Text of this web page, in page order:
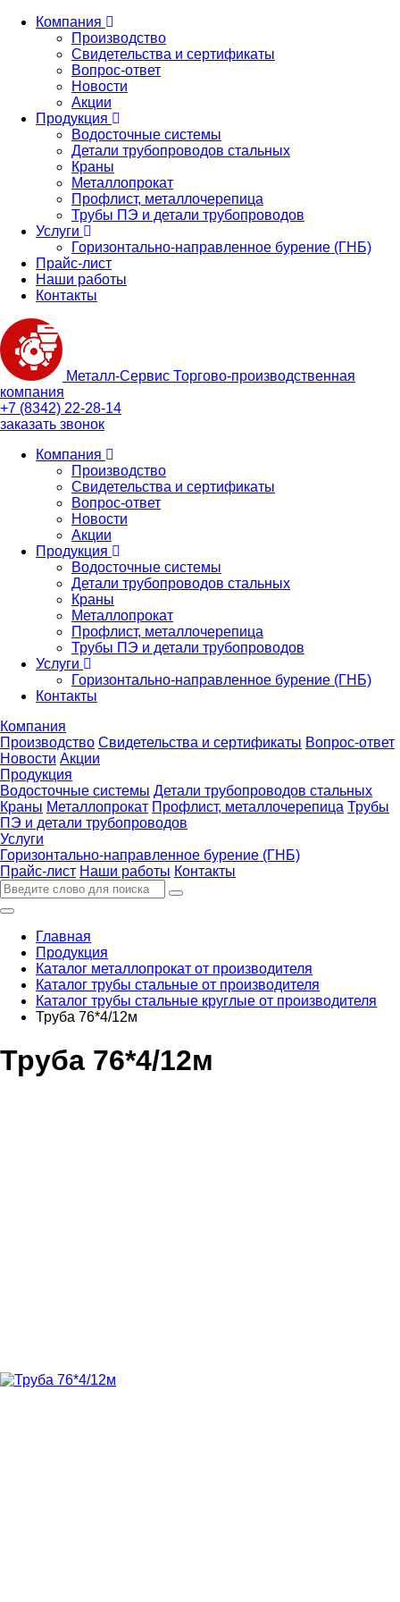
Компания
Производство
Свидетельства и сертификаты
Вопрос-ответ
Новости
Акции
Продукция
Водосточные системы
Детали трубопроводов стальных
Краны
Металлопрокат
Профлист, металлочерепица
Трубы ПЭ и детали трубопроводов
Услуги
Горизонтально-направленное бурение (ГНБ)
Прайс-лист
Наши работы
Контакты
Металл-Сервис Торгово-производственная
компания
+7 (8342) 22-28-14
заказать звонок
Компания
Производство
Свидетельства и сертификаты
Вопрос-ответ
Новости
Акции
Продукция
Водосточные системы
Детали трубопроводов стальных
Краны
Металлопрокат
Профлист, металлочерепица
Трубы ПЭ и детали трубопроводов
Услуги
Горизонтально-направленное бурение (ГНБ)
Контакты
Компания
Производство Свидетельства и сертификаты Вопрос-ответ
Новости Акции
Продукция
Водосточные системы Детали трубопроводов стальных
Краны Металлопрокат Профлист, металлочерепица Трубы
ПЭ и детали трубопроводов
Услуги
Горизонтально-направленное бурение (ГНБ)
Прайс-лист Наши работы Контакты
Главная
Продукция
Каталог металлопрокат от производителя
Каталог трубы стальные от производителя
Каталог трубы стальные круглые от производителя
Труба 76*4/12м
Труба 76*4/12м